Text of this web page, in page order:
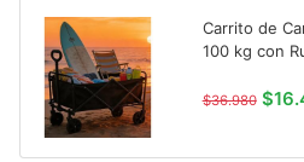
Carrito de
100 kg con
$36.980